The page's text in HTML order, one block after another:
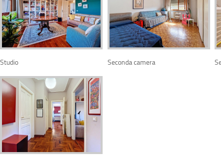
studio seconda camera